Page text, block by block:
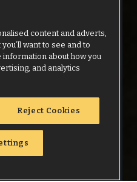
content and adverts,
want to see and to
about how you
and analytics
Reject Cookies